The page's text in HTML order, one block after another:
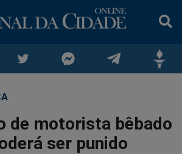
Compartilhar
no
no
no
no
de motorista bêbado
ser punido